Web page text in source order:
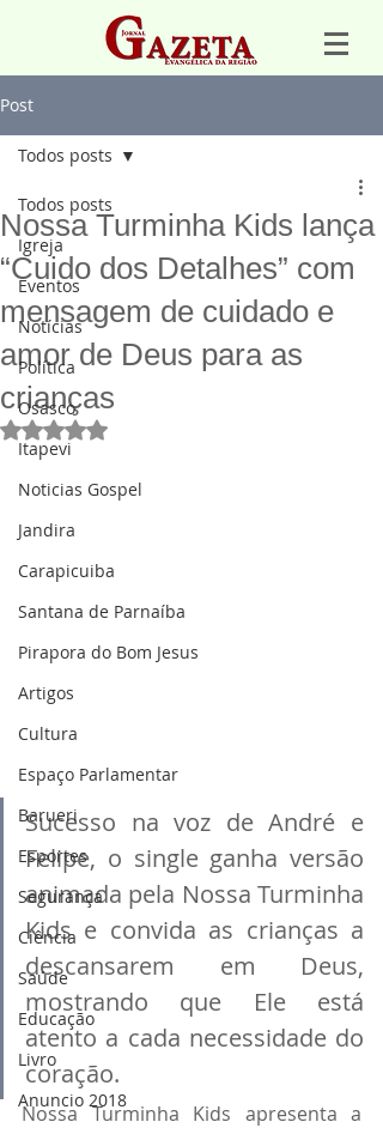
Post
Todos posts
Igreja
Eventos
Notícias
Política
Osasco
Itapevi
Noticias Gospel
Jandira
Carapicuiba
Santana de Parnaíba
Pirapora do Bom Jesus
Artigos
Cultura
Espaço Parlamentar
Barueri
Esportes
Segurança
Ciência
Saúde
Educação
Livro
Anuncio 2018
Todos posts
Nossa Turminha Kids lança
“Cuido dos Detalhes” com
mensagem de cuidado e
amor de Deus para as
crianças
Avaliado com NaN de 5 estrelas.
Sucesso na voz de André e
Felipe, o single ganha versão
animada pela Nossa Turminha
Kids e convida as crianças a
descansarem em Deus,
mostrando que Ele está
atento a cada necessidade do
coração.
Nossa Turminha Kids apresenta a